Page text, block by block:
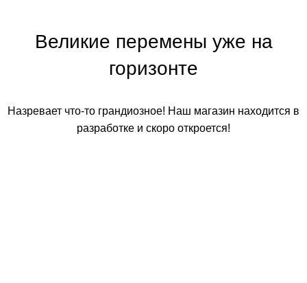
Великие перемены уже на
горизонте
Назревает что-то грандиозное! Наш магазин находится в
разработке и скоро откроется!